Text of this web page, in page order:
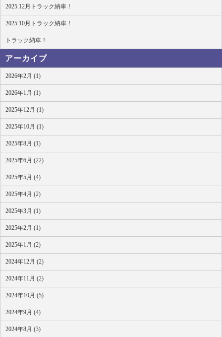
2025.12月トラック納車！
2025.10月トラック納車！
トラック納車！
アーカイブ
2026年2月 (1)
2026年1月 (1)
2025年12月 (1)
2025年10月 (1)
2025年8月 (1)
2025年6月 (22)
2025年5月 (4)
2025年4月 (2)
2025年3月 (1)
2025年2月 (1)
2025年1月 (2)
2024年12月 (2)
2024年11月 (2)
2024年10月 (5)
2024年9月 (4)
2024年8月 (3)